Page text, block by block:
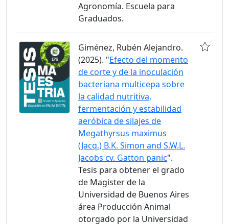
Agronomía. Escuela para
Graduados.
Giménez, Rubén Alejandro.
(2025). "Efecto del momento
de corte y de la inoculación
bacteriana multicepa sobre
la calidad nutritiva,
fermentación y estabilidad
aeróbica de silajes de
Megathyrsus maximus
(Jacq.) B.K. Simon and S.W.L.
Jacobs cv. Gatton panic".
Tesis para obtener el grado
de Magister de la
Universidad de Buenos Aires
área Producción Animal
otorgado por la Universidad